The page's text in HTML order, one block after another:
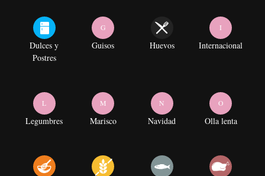
Dulces y
Postres
G
Guisos Huevos
I
Internacional
L
Legumbres
M
Marisco
N
Navidad
O
Olla lenta